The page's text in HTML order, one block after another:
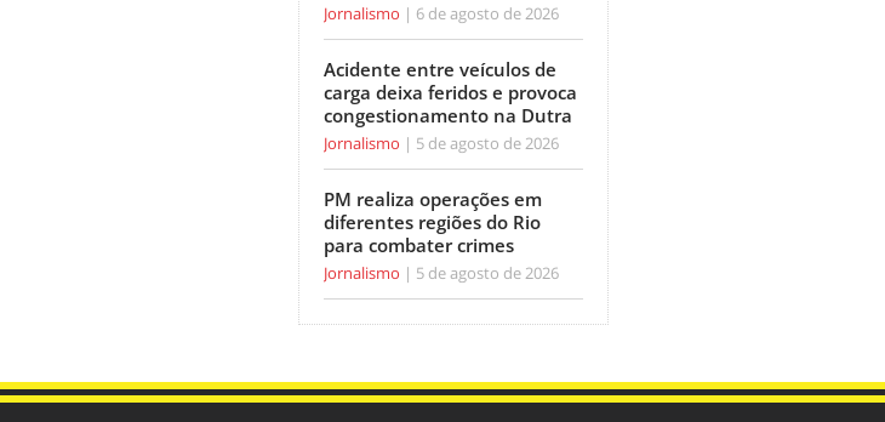
Jornalismo 6 de agosto de 2026
Acidente entre veículos de
carga deixa feridos e provoca
congestionamento na Dutra
Jornalismo 5 de agosto de 2026
PM realiza operações em
diferentes regiões do Rio
para combater crimes
Jornalismo 5 de agosto de 2026